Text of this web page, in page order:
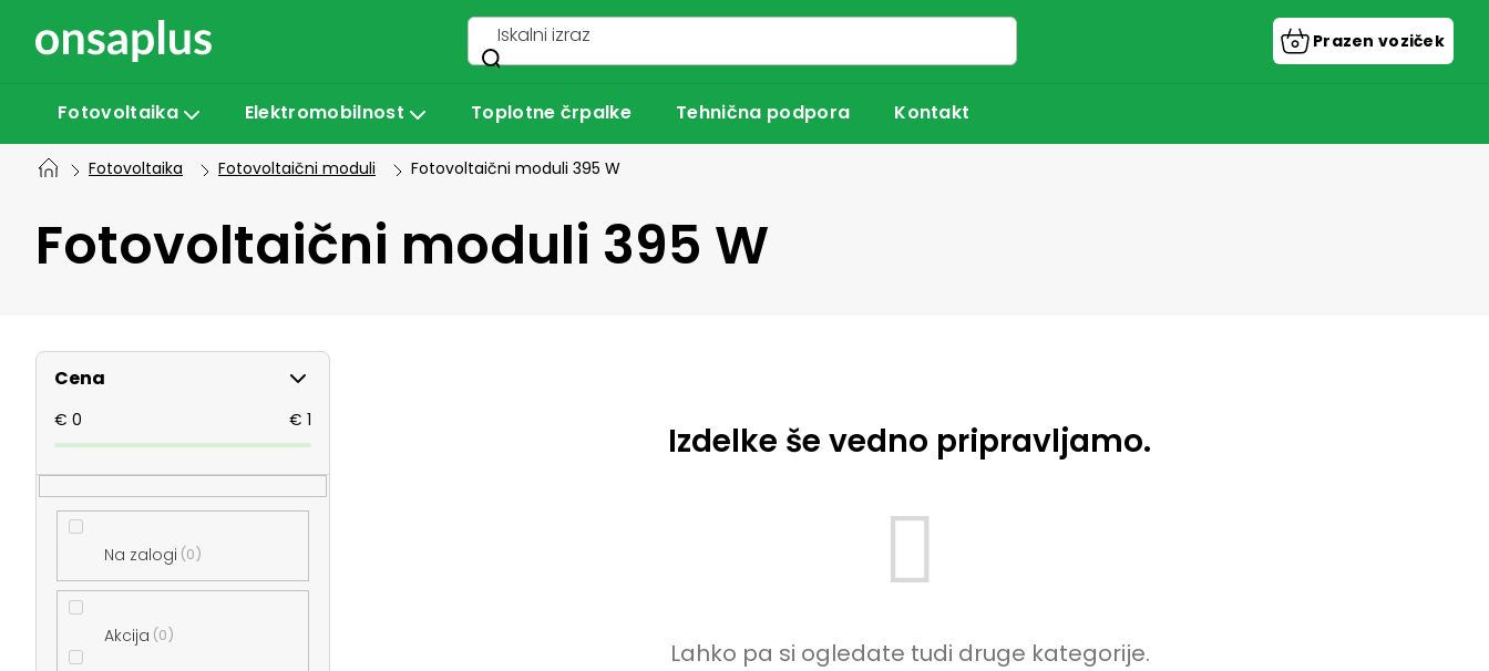
vsebino
Nakupovalni
voziček
Prazen voziček
Fotovoltaika Elektromobilnost Toplotne črpalke Tehnična podpora Kontakt
Fotovoltaika Fotovoltaični moduli Fotovoltaični moduli 395 W
Fotovoltaični moduli 395 W
S
r
n
Cena
€ 0 € 1
Na zalogi 0
Akcija 0
Izdelke še vedno pripravljamo.
Lahko pa si ogledate tudi druge kategorije.